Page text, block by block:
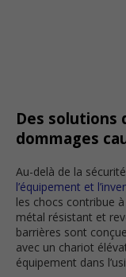
Des solutions
dommages
Au-delà de la
l’équipement et
les chocs contribue
métal résistant et
barrières sont
avec un chariot
équipement dans